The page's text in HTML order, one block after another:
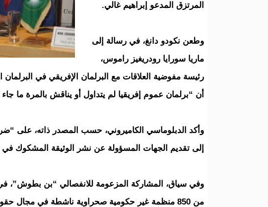
المرتزق المدعو إبراهيم غالي.
وطعن نكودو دانغ، في رسالة إلى
ماريا سورايا رودريغيز راموس،
رئيسة مفوضية العلاقات مع البرلمان الإفريقي في
أن “برلمان عموم إفريقيا لم يتداول أو يناقش بالمرة ما
وأكد الدبلوماسي الكاميروني، حسب المصدر ذاته، على
إلى تقديم الجهات المسؤولة عن نشر الوثيقة المشكوك في
وفي سياق، المشاركة المزعومة للانفصالي “بن بطوش”، في
من 850 منظمة غير حكومية صحراوية ناشطة في مجال